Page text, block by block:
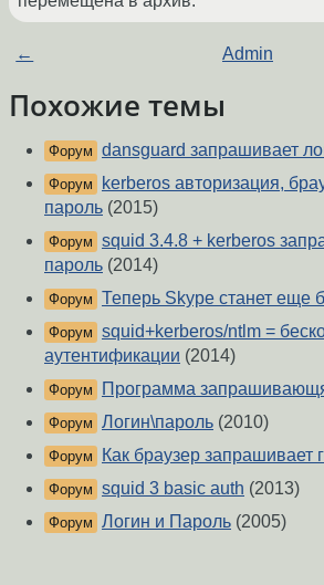
← Admin
Похожие темы
Форум dansguard запрашивает
Форум
kerberos авторизация,
пароль (2015)
Форум squid 3.4.8 + kerberos
пароль (2014)
Форум Теперь Skype станет еще
Форум squid+kerberos/ntlm =
аутентификации (2014)
Форум Программа
Форум Логин\пароль (2010)
Форум Как браузер запрашивает
Форум squid 3 basic auth (2013)
Форум Логин и Пароль (2005)